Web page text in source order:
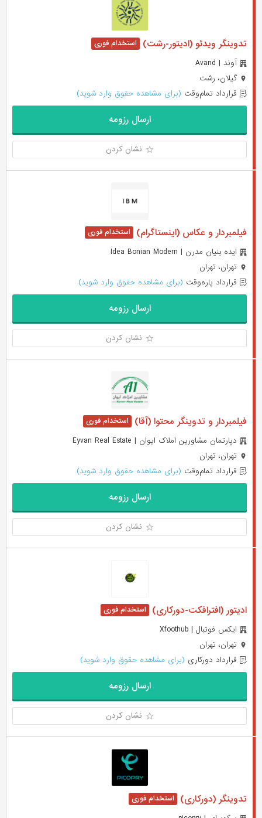
تدوینگر ویدئو (ادیتور-رشت)
آوند | Avand
گیلان، رشت
قرارداد تمام‌وقت (برای مشاهده حقوق وارد شوید)
ارسال رزومه
نشان کردن
فیلمبردار و عکاس (اینستاگرام)
ایده بنیان مدرن | Idea Bonian Modern
تهران، تهران
قرارداد پاره‌وقت (برای مشاهده حقوق وارد شوید)
ارسال رزومه
نشان کردن
فیلمبردار و تدوینگر محتوا (آقا)
دپارتمان مشاورین املاک ایوان | Eyvan Real Estate
تهران، تهران
قرارداد تمام‌وقت (برای مشاهده حقوق وارد شوید)
ارسال رزومه
نشان کردن
ادیتور (افترافکت-دورکاری)
ایکس فوتبال | Xfoothub
تهران، تهران
قرارداد دورکاری (برای مشاهده حقوق وارد شوید)
ارسال رزومه
نشان کردن
تدوینگر (دورکاری)